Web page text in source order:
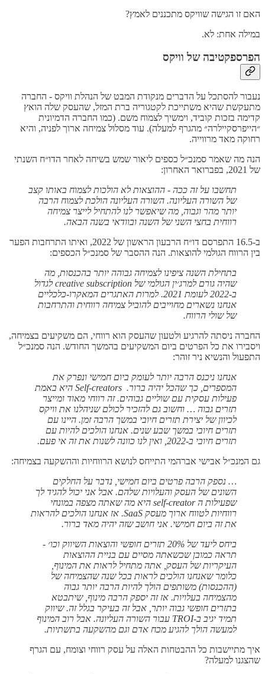
האם זו הגישה שוויקס מתכננים לאמץ?
במילה אחת: לא.
הפרספקטיבה של וויקס
נעבור להסתכל על הדברים מנקודת המבט של הנהלת וויקס - החברה
מתעקשת שהיא משתייכת לקטגוריה ברת המזל, שהעסק שלה הואץ
קדימה בזכות קוביד, וימשיך לצמוח משם. (כמו החברה הדמיונית
״הייפרסקיילרה״ מהגרף למעלה). עוד מסלול צמיחה ארוך לפניה, והיא
רחוקה מאד מרווייה.
הנה מה שאמר סמנכ״ל כספים ליאור שמש בשיחה לאחר הדו״ח השנתי
של 2021, בפברואר האחרון:
תחשבו על זה ככה - ההוצאות לא הולכות לצמוח באותו קצב
של השורה העליונה. השורה העליונה הולכת לצמוח הרבה
יותר מהר וגבוה, מה שיאפשר לנו להתחיל לייצר צמיחה
רווחית בחצי השני של השנה ובוודאי בשנה הבאה.
ב-16.5 התפרסם דו״ח הרבעון הראשון של 2022, ואיתו התרחבות הפער
בין הרווח הגולמי להוצאות. הנה ההסבר של סמנכ״ל הכספים:
בתחילת השנה ציפינו לצמיחה גבוהה יותר בהכנסות, מה
שהיה גורם למרג׳ין הגולמי של creative subscription לגדול
ב-2022 לעומת 2021. למרות האתגרים המאקרו-כלכליים
אנחנו נשארים מחוייבים להוביל צמיחה רווחית והתרחבות
של שולי הרווח.
החברה ניסתה להרגיע ולטעון שהעסק הוא רווחי, הם משקיעים בצמיחה,
ויסבירו את כל הפרטים ביום המשקיעים בהמשך החודש. הנה סמנכ״ל
התפעול והנשיא ניר זוהר:
אנחנו ניכנס הרבה יותר לעומק ביום חמישי ונפרק את
המספרים, כך שהכל יהיה ברור. Self-creators היא באמת
פעילות עסקית עם שוליים גבוהים. זה רווחי מאוד ומייצר
תזרים גבוה … וחשוב גם להזכיר לכולם שניהלנו את וויקס
לכיוון של יצירת תזרים חיובי במשך הרבה זמן. היינו עם
תזרים חיובי במשך שבע שנים. אנחנו הולכים להיות עם
תזרים חיובי ב-2022, ואין לנו כוונה לשנות את זה אי פעם.
גם המנכ״ל אבישי אברהמי התייחס לנושא הרווחיות וההשקעה בצמיחה:
… נספק הרבה פרטים ביום חמישי, נדבר על החלקים
השונים של העסק והעלויות שלהם. אבל אני יכול להגיד לך
שפעילות ה self-creator היא מה שאתה מצפה במונחי
רווחיות לטווח ארוך מעסק SaaS. אז אנחנו הולכים להראות
את זה ביום חמישי. אני חושב שזה יהיה מאד ברור.
ביחס ליעד של 20% תזרים חופשי והוצאות השיווק וכו׳ -
תראה כמובן שכשאתה מסיים עם בניית ההוצאות
העיקריות של העסק, אתה מתחיל לראות את המינוף,
כלומר שאנחנו הולכים לראות בכל שנה שהצמיחה של
(ההכנסות) משותפים הולך להיות הרבה יותר גבוה
מהצמיחה בעלויות. אז זה יספק הרבה מינוף, שיתבטא
בתזרים חופשי גבוה יותר, אבל זה בעיקר בגלל זה. שיווק
תמיד יגיב ב-TROI עבור השורה העליונה. אבל רוב המינוף
למעשה הולך להגיע מכח אדם וגם מהשקעה בתשתיות.
איך מתיישבות כל ההבטחות האלה על עסק רווחי וצומח, עם הגרף
שהצגנו למעלה?